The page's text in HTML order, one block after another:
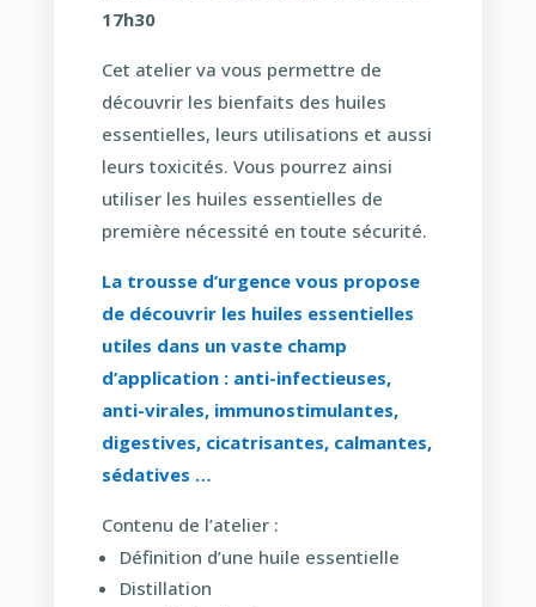
17h30
Cet atelier va vous permettre de
découvrir les bienfaits des huiles
essentielles, leurs utilisations et aussi
leurs toxicités. Vous pourrez ainsi
utiliser les huiles essentielles de
première nécessité en toute sécurité.
La trousse d’urgence vous propose
de découvrir les huiles essentielles
utiles dans un vaste champ
d’application : anti-infectieuses,
anti-virales, immunostimulantes,
digestives, cicatrisantes, calmantes,
sédatives …
Contenu de l’atelier :
Définition d’une huile essentielle
Distillation